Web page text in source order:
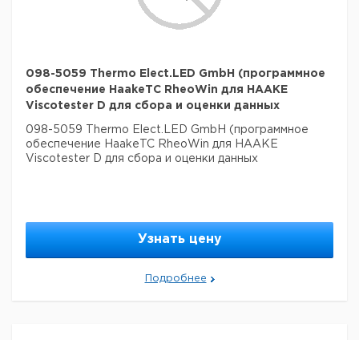
098-5059 Thermo Elect.LED GmbH (программное
обеспечение HaakeTC RheoWin для HAAKE
Viscotester D для сбора и оценки данных
098-5059 Thermo Elect.LED GmbH (программное
обеспечение HaakeTC RheoWin для HAAKE
Viscotester D для сбора и оценки данных
Узнать цену
Подробнее